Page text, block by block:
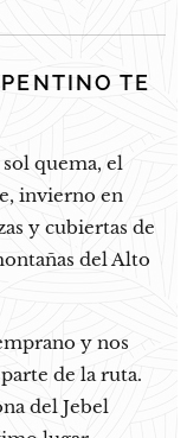
TE
quema, el
invierno en
y cubiertas de
del Alto
y nos
de la ruta.
del Jebel